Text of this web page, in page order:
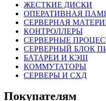
ЖЕСТКИЕ ДИСКИ
ОПЕРАТИВНАЯ
СЕРВЕРНАЯ
КОНТРОЛЛЕРЫ
СЕРВЕРНЫЕ
СЕРВЕРНЫЙ БЛОК
БАТАРЕИ И КЭШ
КОММУТАТОРЫ
СЕРВЕРЫ И СХД
Покупателям